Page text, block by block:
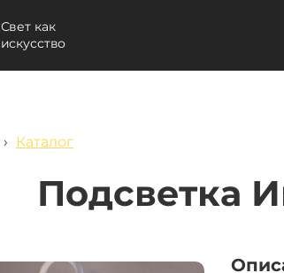
Свет как
искусство
› Каталог
Подсветка